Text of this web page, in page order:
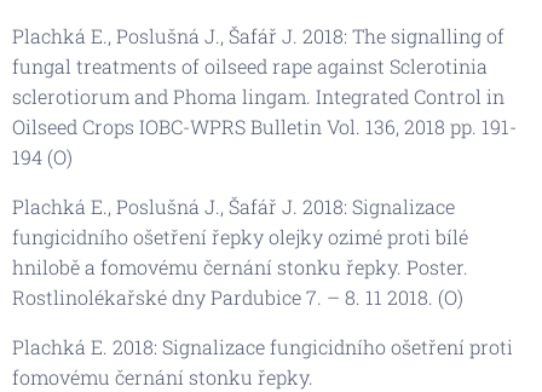
Plachká E., Poslušná J., Šafář J. 2018: The signalling of
fungal treatments of oilseed rape against Sclerotinia
sclerotiorum and Phoma lingam. Integrated Control in
Oilseed Crops IOBC-WPRS Bulletin Vol. 136, 2018 pp. 191-
194 (O)
Plachká E., Poslušná J., Šafář J. 2018: Signalizace
fungicidního ošetření řepky olejky ozimé proti bílé
hnilobě a fomovému černání stonku řepky. Poster.
Rostlinolékařské dny Pardubice 7. – 8. 11 2018. (O)
Plachká E. 2018: Signalizace fungicidního ošetření proti
fomovému černání stonku řepky.